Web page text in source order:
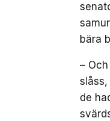
bära
–
de